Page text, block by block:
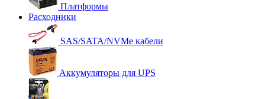
Платформы
Расходники
SAS/SATA/NVMe кабели
Аккумуляторы для UPS